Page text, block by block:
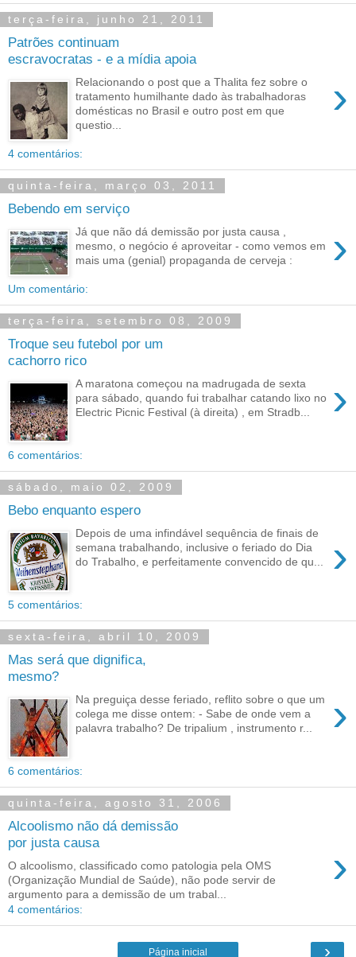
terça-feira, junho 21, 2011
Patrões continuam
escravocratas - e a mídia apoia
›
Relacionando o post que a Thalita fez sobre o
tratamento humilhante dado às trabalhadoras
domésticas no Brasil e outro post em que
questio...
4 comentários:
quinta-feira, março 03, 2011
Bebendo em serviço
›
Já que não dá demissão por justa causa ,
mesmo, o negócio é aproveitar - como vemos em
mais uma (genial) propaganda de cerveja :
Um comentário:
terça-feira, setembro 08, 2009
Troque seu futebol por um
cachorro rico
›
A maratona começou na madrugada de sexta
para sábado, quando fui trabalhar catando lixo no
Electric Picnic Festival (à direita) , em Stradb...
6 comentários:
sábado, maio 02, 2009
Bebo enquanto espero
›
Depois de uma infindável sequência de finais de
semana trabalhando, inclusive o feriado do Dia
do Trabalho, e perfeitamente convencido de qu...
5 comentários:
sexta-feira, abril 10, 2009
Mas será que dignifica,
mesmo?
›
Na preguiça desse feriado, reflito sobre o que um
colega me disse ontem: - Sabe de onde vem a
palavra trabalho? De tripalium , instrumento r...
6 comentários:
quinta-feira, agosto 31, 2006
Alcoolismo não dá demissão
por justa causa
›
O alcoolismo, classificado como patologia pela OMS
(Organização Mundial de Saúde), não pode servir de
argumento para a demissão de um trabal...
4 comentários:
›
Página inicial